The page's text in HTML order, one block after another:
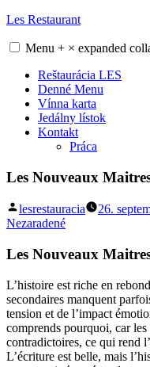
Skip
content
Les Restaurant
Menu + × expanded
Reštaurácia LES
Denné Menu
Vínna karta
Jedálny lístok
Kontakt
Práca
Les Nouveaux
Posted
by
lesrestauracia 26.
Nezaradené
Les Nouveaux
L’histoire est riche en
secondaires manquent
tension et de l’impact
comprends pourquoi, car
contradictoires, ce qui rend
L’écriture est belle, mais